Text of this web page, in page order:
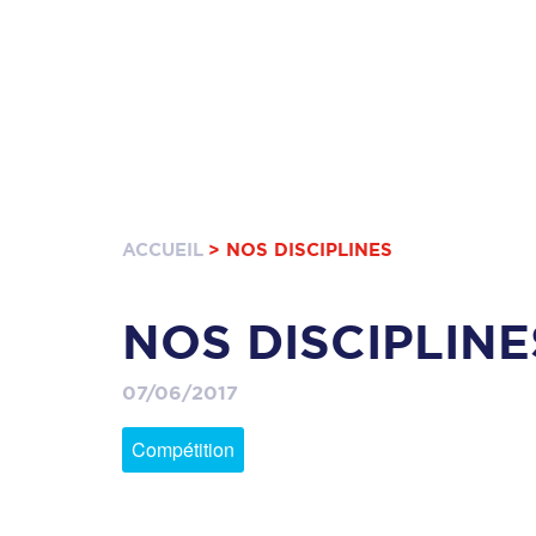
ACCUEIL > NOS DISCIPLINES
NOS
07/06/2017
Compétition